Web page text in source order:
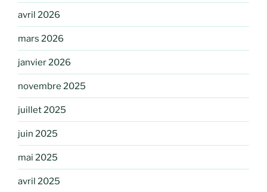
avril 2026
mars 2026
janvier 2026
novembre 2025
juillet 2025
juin 2025
mai 2025
avril 2025